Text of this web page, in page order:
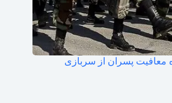
معافیت پسران از سربازی